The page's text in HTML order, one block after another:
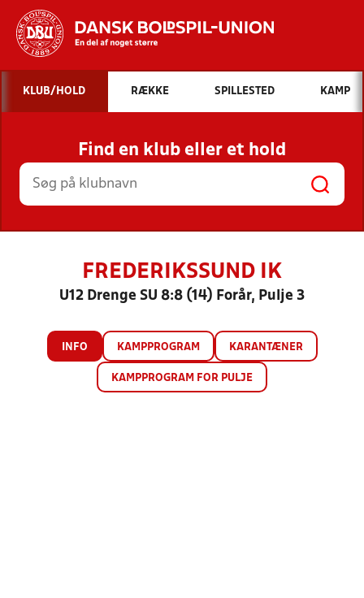
Hvad vil du søge efter?
INDHOLD OG NYHEDER
STILLINGER, RESULTATER, KLUBBER OG
HOLD
KLUB/HOLD RÆKKE SPILLESTED KAMP
Find en klub eller et hold
FREDERIKSSUND IK
U12 Drenge SU 8:8 (14) Forår, Pulje 3
INFO KAMPPROGRAM KARANTÆNER
KAMPPROGRAM FOR PULJE